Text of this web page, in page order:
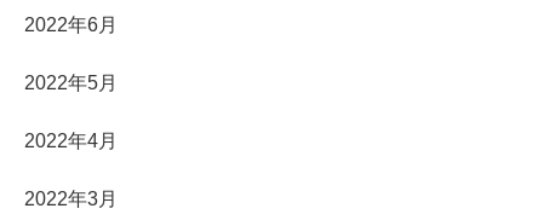
2022年6月
2022年5月
2022年4月
2022年3月